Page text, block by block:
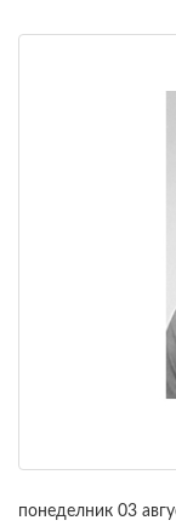
понеделник 03